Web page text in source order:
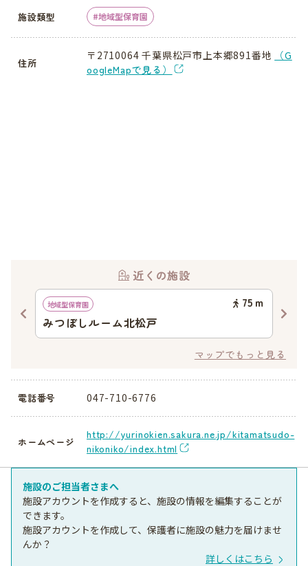
施設類型 地域型保育園
住所
〒2710064 千葉県松戸市上本郷891番地
（G
oogleMapで見る）
近くの施設
地域型保育園 75 ｍ
みつぼしルーム北松戸
マップでもっと見る
電話番号 047-710-6776
ホームページ
http://yurinokien.sakura.ne.jp/kitamatsudo-
nikoniko/index.html
施設のご担当者さまへ
施設アカウントを作成すると、施設の情報を編集することが
できます。
施設アカウントを作成して、保護者に施設の魅力を届けませ
んか？
詳しくはこちら